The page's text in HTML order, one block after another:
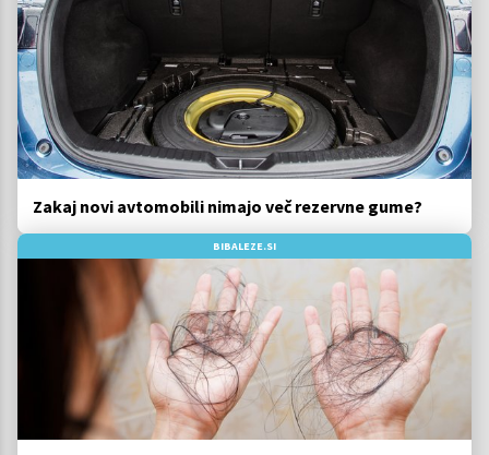
Zakaj novi avtomobili nimajo več rezervne gume?
BIBALEZE.SI